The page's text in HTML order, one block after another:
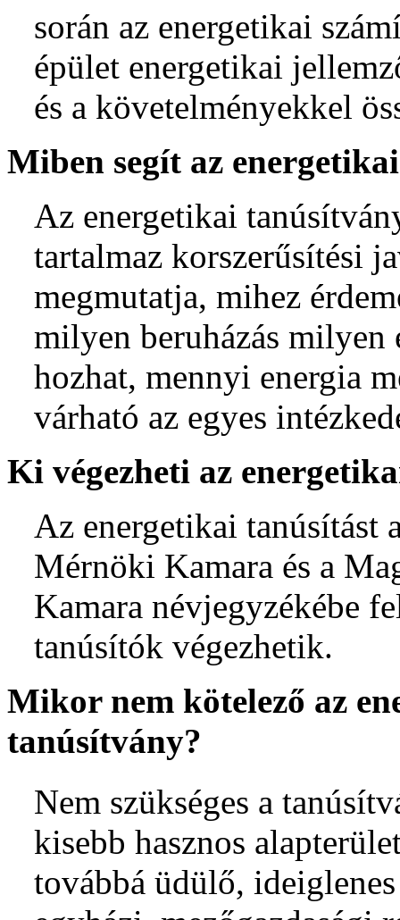
során az energetikai
épület energetikai
és a követelményekkel
Miben segít az
Az energetikai
tartalmaz korszerűsítési
megmutatja, mihez
milyen beruházás milyen
hozhat, mennyi energia
várható az egyes
Ki végezheti az
Az energetikai tanúsítást
Mérnöki Kamara és a
Kamara névjegyzékébe
tanúsítók végezhetik.
Mikor nem kötelező az
tanúsítvány?
Nem szükséges a
kisebb hasznos
továbbá üdülő,